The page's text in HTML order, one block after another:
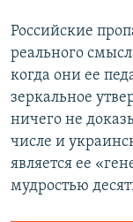
Российские
реального
когда они ее
зеркальное
ничего не
числе и
является ее
мудростью